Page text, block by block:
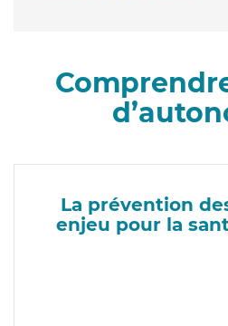
La prévention
enjeu pour la